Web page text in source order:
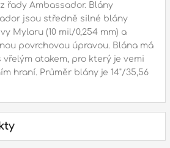
– 18:00
řady Ambassador. Blány
jsou středně silné blány
Mylaru (10 mil/0,254 mm) a
povrchovou úpravou. Blána má
atakem, pro který je vemi
hraní. Průměr blány je 14"/35,56